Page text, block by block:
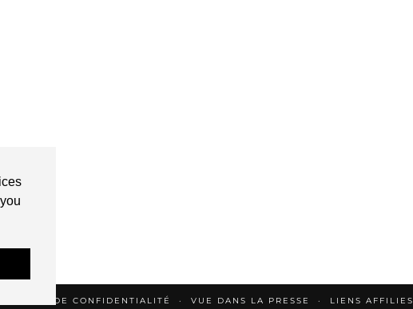
DE CONFIDENTIALITÉ VUE DANS LA PRESSE LIENS AFFILIES